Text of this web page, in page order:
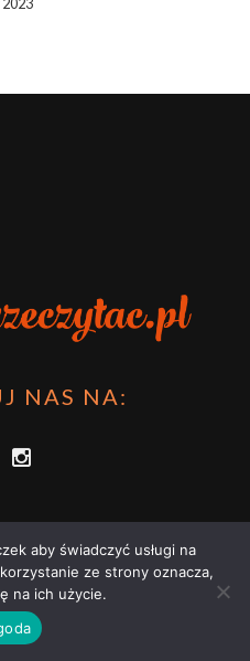
NAS NA:
WYKORZYSTUJE PLIKI COOKIES |
PRYWATNOŚCI
aby świadczyć usługi na
ze strony oznacza,
na ich użycie.